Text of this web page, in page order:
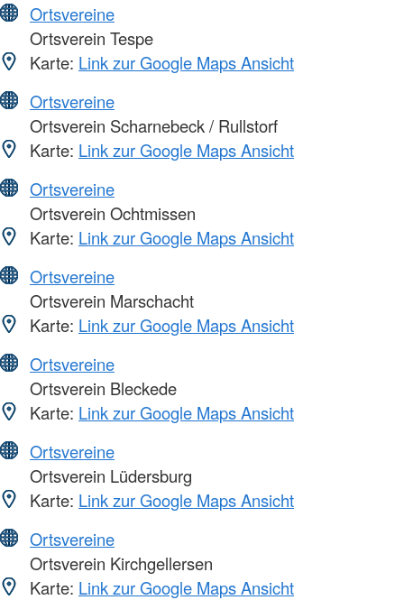
Ortsvereine
Ortsverein Tespe
Karte: Link zur Google Maps Ansicht
Ortsvereine
Ortsverein Scharnebeck / Rullstorf
Karte: Link zur Google Maps Ansicht
Ortsvereine
Ortsverein Ochtmissen
Karte: Link zur Google Maps Ansicht
Ortsvereine
Ortsverein Marschacht
Karte: Link zur Google Maps Ansicht
Ortsvereine
Ortsverein Bleckede
Karte: Link zur Google Maps Ansicht
Ortsvereine
Ortsverein Lüdersburg
Karte: Link zur Google Maps Ansicht
Ortsvereine
Ortsverein Kirchgellersen
Karte: Link zur Google Maps Ansicht